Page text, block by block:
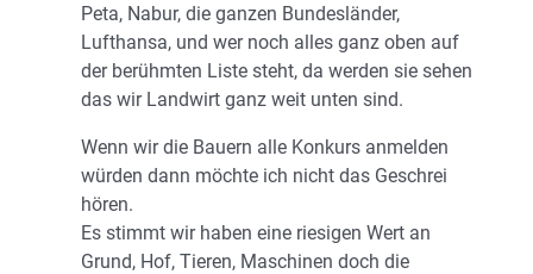
Peta, Nabur, die ganzen Bundesländer,
Lufthansa, und wer noch alles ganz oben auf
der berühmten Liste steht, da werden sie sehen
das wir Landwirt ganz weit unten sind.
Wenn wir die Bauern alle Konkurs anmelden
würden dann möchte ich nicht das Geschrei
hören.
Es stimmt wir haben eine riesigen Wert an
Grund, Hof, Tieren, Maschinen doch die